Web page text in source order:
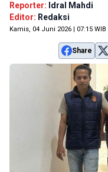
Reporter: Idral Mahdi
Editor: Redaksi
Kamis, 04 Juni 2026 | 07:15 WIB
Share